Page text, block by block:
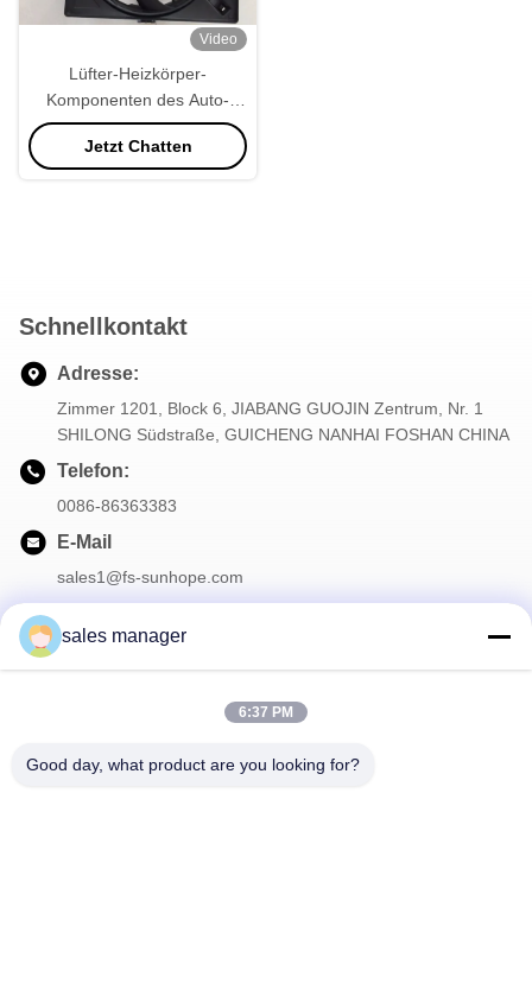
Video
Lüfter-Heizkörper-
Komponenten des Auto-
PA66 quadrieren Form
Jetzt Chatten
Schnellkontakt
Adresse:
Zimmer 1201, Block 6, JIABANG GUOJIN Zentrum, Nr. 1
SHILONG Südstraße, GUICHENG NANHAI FOSHAN CHINA
Telefon:
0086-86363383
E-Mail
sales1@fs-sunhope.com
sales manager
6:37 PM
Good day, what product are you looking for?